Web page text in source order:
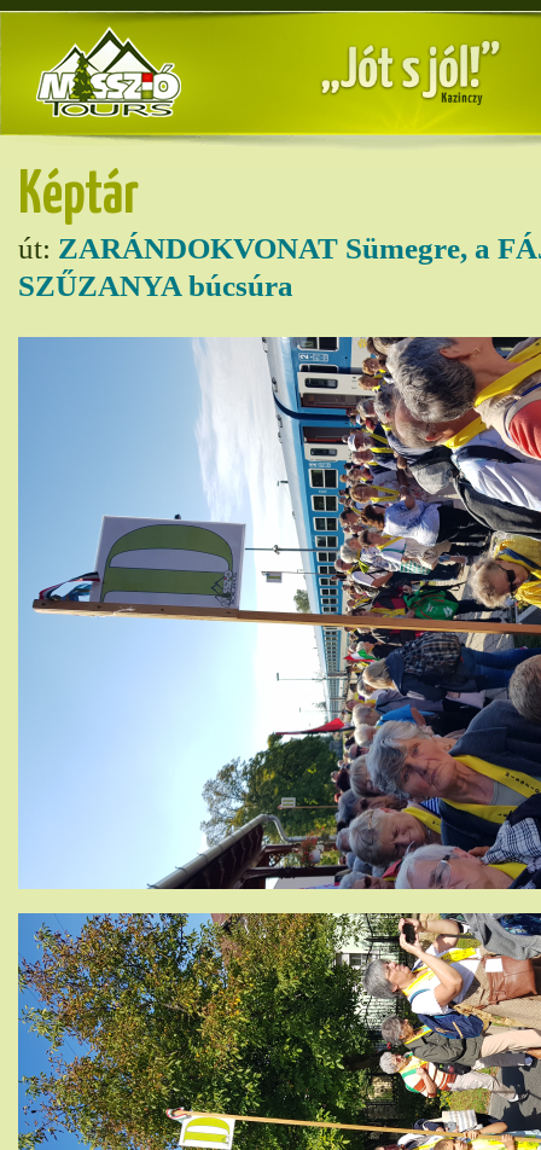
Képtár
út: ZARÁNDOKVONAT Sümegre, a
SZŰZANYA búcsúra